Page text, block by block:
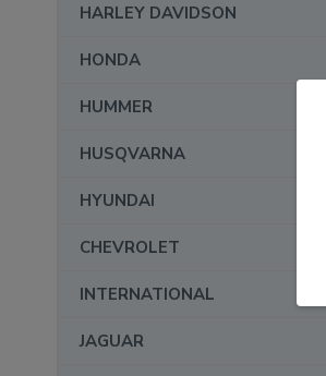
HARLEY DAVIDSON
HONDA
HUMMER
HUSQVARNA
HYUNDAI
CHEVROLET
INTERNATIONAL
JAGUAR